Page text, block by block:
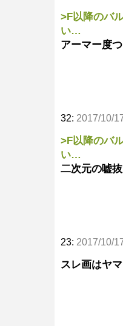
>F以降のバ
い…
アーマー度
32: 2017/10/
>F以降のバ
い…
二次元の嘘
23: 2017/10/
スレ画はヤ